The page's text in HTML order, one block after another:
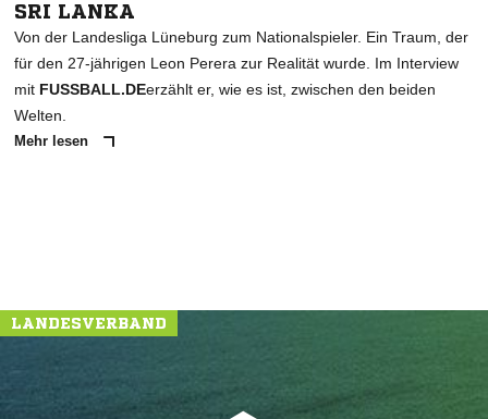
SRI LANKA
Von der Landesliga Lüneburg zum Nationalspieler. Ein Traum, der
für den 27-jährigen Leon Perera zur Realität wurde. Im Interview
mit FUSSBALL.DEerzählt er, wie es ist, zwischen den beiden
Welten.
Mehr lesen
LANDESVERBAND